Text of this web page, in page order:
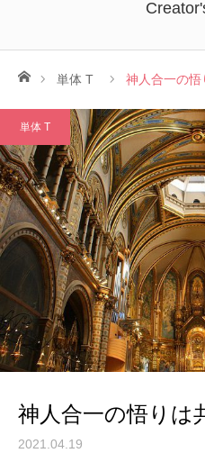
ホーム単体 T 神人合一の
単体 T
神人合一の悟りは
2021.04.19